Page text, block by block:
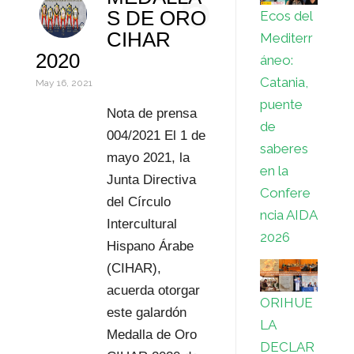
n
p
r
ld
s
s
m
t
i
r
S DE ORO
CIHAR
2020
May 16, 2021
Nota de prensa
004/2021 El 1 de
mayo 2021, la
Junta Directiva
del Círculo
Intercultural
Hispano Árabe
(CIHAR),
acuerda otorgar
este galardón
Medalla de Oro
Ecos del
Mediterr
áneo:
Catania,
puente
de
saberes
en la
Confere
ncia AIDA
2026
ORIHUE
LA
DECLAR